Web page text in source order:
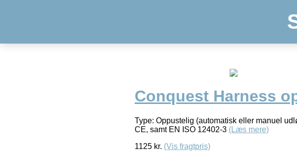
Conquest Harness
Type: Oppustelig (automatisk eller manuel
CE, samt EN ISO 12402-3 (Læs mere)
1125 kr. (Vis fragtpris)